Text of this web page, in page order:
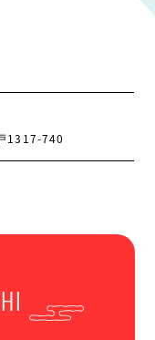
1317-740